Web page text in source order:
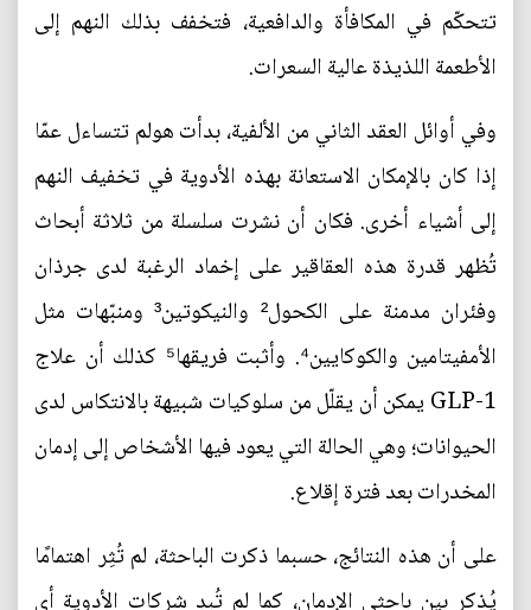
تتحكّم في المكافأة والدافعية، فتخفف بذلك النهم إلى
الأطعمة اللذيذة عالية السعرات.
وفي أوائل العقد الثاني من الألفية، بدأت هولم تتساءل عمّا
إذا كان بالإمكان الاستعانة بهذه الأدوية في تخفيف النهم
إلى أشياء أخرى. فكان أن نشرت سلسلة من ثلاثة أبحاث
تُظهر قدرة هذه العقاقير على إخماد الرغبة لدى جرذان
وفئران مدمنة على الكحول² والنيكوتين³ ومنبّهات مثل
الأمفيتامين والكوكايين⁴. وأثبت فريقها⁵ كذلك أن علاج
GLP-1 يمكن أن يقلّل من سلوكيات شبيهة بالانتكاس لدى
الحيوانات؛ وهي الحالة التي يعود فيها الأشخاص إلى إدمان
المخدرات بعد فترة إقلاع.
على أن هذه النتائج، حسبما ذكرت الباحثة، لم تُثِر اهتمامًا